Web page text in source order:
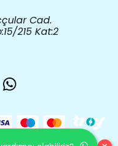
Cad.
215 Kat:2